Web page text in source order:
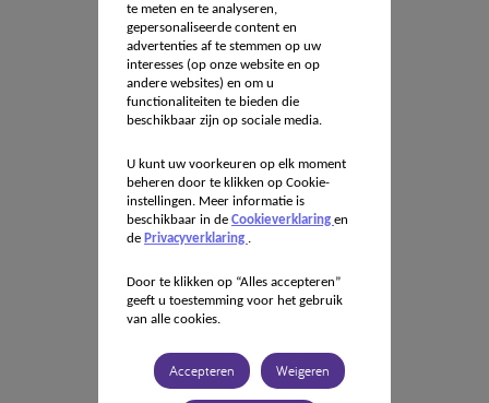
te meten en te analyseren,
gepersonaliseerde content en
advertenties af te stemmen op uw
interesses (op onze website en op
andere websites) en om u
functionaliteiten te bieden die
beschikbaar zijn op sociale media.
U kunt uw voorkeuren op elk moment
beheren door te klikken op Cookie-
instellingen. Meer informatie is
beschikbaar in de Cookieverklaring en
de Privacyverklaring .
Door te klikken op “Alles accepteren”
geeft u toestemming voor het gebruik
van alle cookies.
Accepteren Weigeren